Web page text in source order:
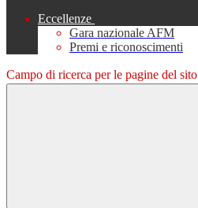
Eccellenze
Gara nazionale AFM
Premi e riconoscimenti
Campo di ricerca per le pagine del sito